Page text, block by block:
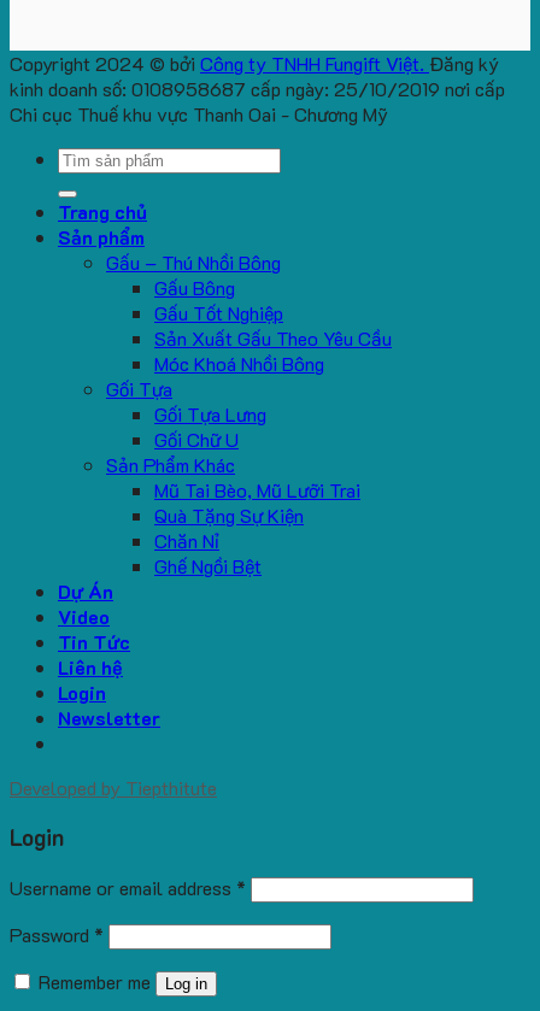
Copyright 2024 © bởi Công ty TNHH Fungift Việt. Đăng ký
kinh doanh số: 0108958687 cấp ngày: 25/10/2019 nơi cấp
Chi cục Thuế khu vực Thanh Oai - Chương Mỹ
Search
for:
Trang chủ
Sản phẩm
Gấu – Thú Nhồi Bông
Gấu Bông
Gấu Tốt Nghiệp
Sản Xuất Gấu Theo Yêu Cầu
Móc Khoá Nhồi Bông
Gối Tựa
Gối Tựa Lưng
Gối Chữ U
Sản Phẩm Khác
Mũ Tai Bèo, Mũ Lưỡi Trai
Quà Tặng Sự Kiện
Chăn Nỉ
Ghế Ngồi Bệt
Dự Án
Video
Tin Tức
Liên hệ
Login
Newsletter
Developed by Tiepthitute
Login
Username or email address *
Password *
Remember me
Log in